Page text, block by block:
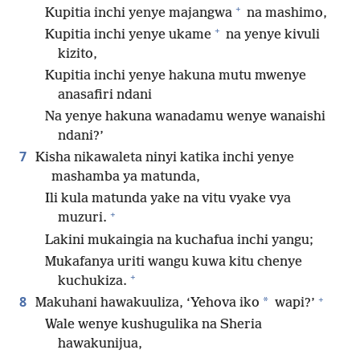
Kupitia inchi yenye majangwa + na mashimo,
Kupitia inchi yenye ukame + na yenye kivuli
kizito,
Kupitia inchi yenye hakuna mutu mwenye
anasafiri ndani
Na yenye hakuna wanadamu wenye wanaishi
ndani?’
7 Kisha nikawaleta ninyi katika inchi yenye
mashamba ya matunda,
Ili kula matunda yake na vitu vyake vya
muzuri. +
Lakini mukaingia na kuchafua inchi yangu;
Mukafanya uriti wangu kuwa kitu chenye
kuchukiza. +
8 Makuhani hawakuuliza, ‘Yehova iko * wapi?’ +
Wale wenye kushugulika na Sheria
hawakunijua,